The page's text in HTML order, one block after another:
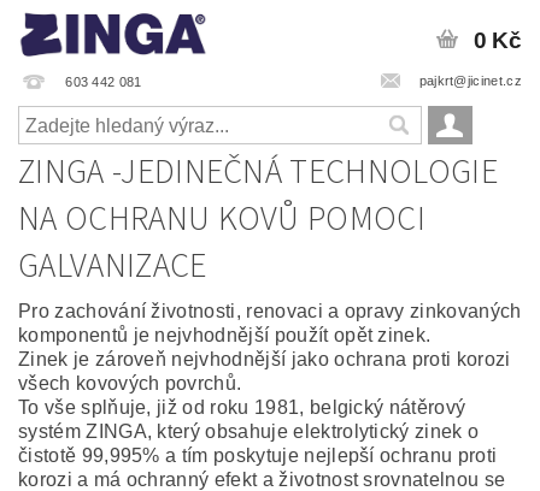
603 442 081 pajkrt@jicinet.cz
0 Kč
ZINGA -JEDINEČNÁ TECHNOLOGIE
NA OCHRANU KOVŮ POMOCI
GALVANIZACE
Pro zachování životnosti, renovaci a opravy zinkovaných
komponentů je nejvhodnější použít opět zinek.
Zinek je zároveň nejvhodnější jako ochrana proti korozi
všech kovových povrchů.
To vše splňuje, již od roku 1981, belgický nátěrový
systém ZINGA, který obsahuje elektrolytický zinek o
čistotě 99,995% a tím poskytuje nejlepší ochranu proti
korozi a má ochranný efekt a životnost srovnatelnou se